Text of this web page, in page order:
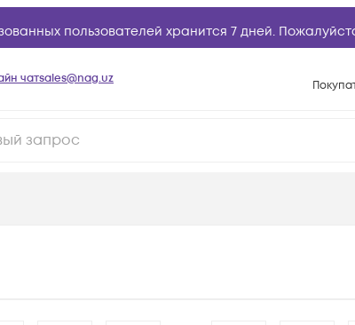
пользователей хранится 7 дней.
чатsales@nag.uz